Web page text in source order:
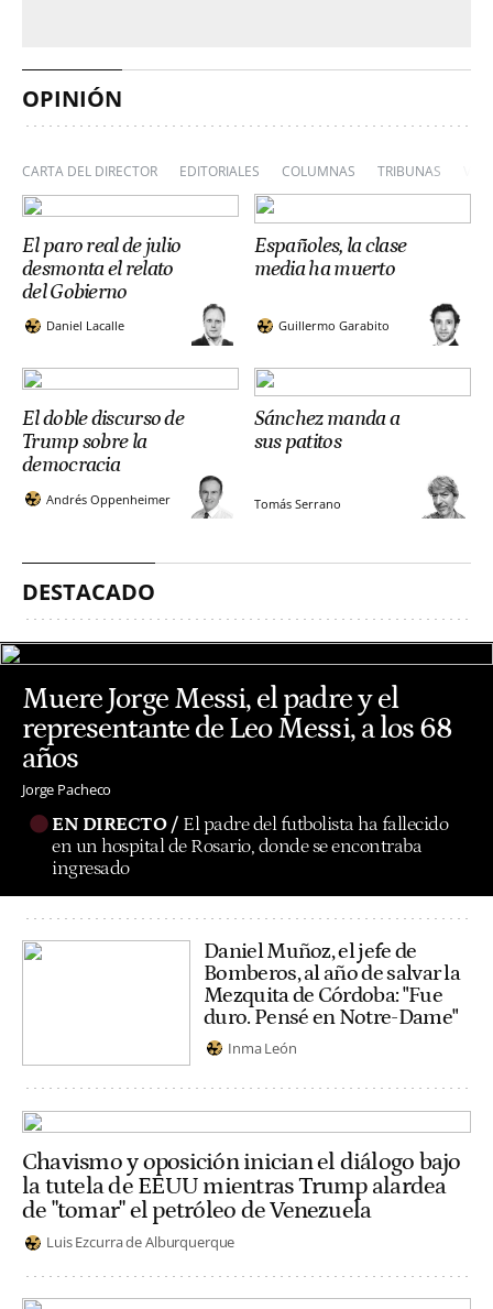
OPINIÓN
CARTA DEL DIRECTOR EDITORIALES COLUMNAS TRIBUNAS
El paro real de julio
desmonta el relato
del Gobierno
Daniel Lacalle
Españoles, la clase
media ha muerto
Guillermo Garabito
El doble discurso de
Trump sobre la
democracia
Andrés Oppenheimer
Sánchez manda a
sus patitos
Tomás Serrano
DESTACADO
Muere Jorge Messi, el padre y el
representante de Leo Messi, a los 68
años
Jorge Pacheco
EN DIRECTO / El padre del futbolista ha fallecido
en un hospital de Rosario, donde se encontraba
ingresado
Daniel Muñoz, el jefe de
Bomberos, al año de salvar la
Mezquita de Córdoba: "Fue
duro. Pensé en Notre-Dame"
Inma León
Chavismo y oposición inician el diálogo bajo
la tutela de EEUU mientras Trump alardea
de "tomar" el petróleo de Venezuela
Luis Ezcurra de Alburquerque